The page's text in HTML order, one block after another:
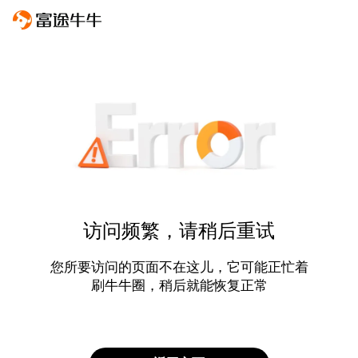
访问频繁，请稍后重试
您所要访问的页面不在这儿，它可能正忙着
刷牛牛圈，稍后就能恢复正常